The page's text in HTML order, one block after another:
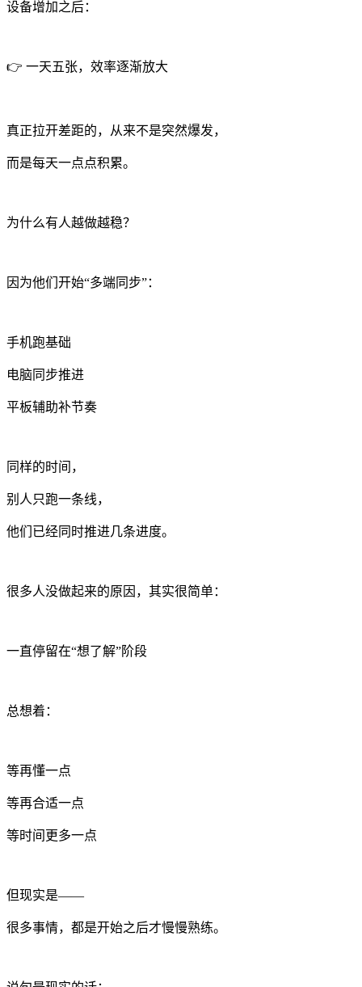
设备增加之后：
👉 一天五张，效率逐渐放大
真正拉开差距的，从来不是突然爆发，
而是每天一点点积累。
为什么有人越做越稳？
因为他们开始“多端同步”：
手机跑基础
电脑同步推进
平板辅助补节奏
同样的时间，
别人只跑一条线，
他们已经同时推进几条进度。
很多人没做起来的原因，其实很简单：
一直停留在“想了解”阶段
总想着：
等再懂一点
等再合适一点
等时间更多一点
但现实是——
很多事情，都是开始之后才慢慢熟练。